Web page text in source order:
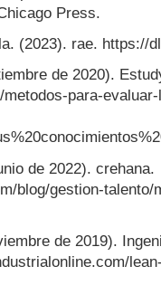
Press.
(2023). rae. https://
de 2020).
para-
de 2022). crehana.
blog/gestion-
de 2019).